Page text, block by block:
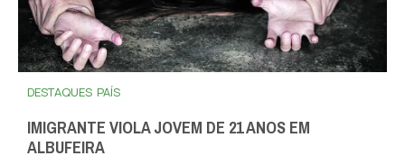
DESTAQUES PAÍS
IMIGRANTE VIOLA JOVEM DE 21 ANOS EM
ALBUFEIRA